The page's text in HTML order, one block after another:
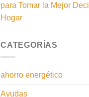
para Tomar la Mejor
Hogar
CATEGORÍAS
ahorro energético
Ayudas